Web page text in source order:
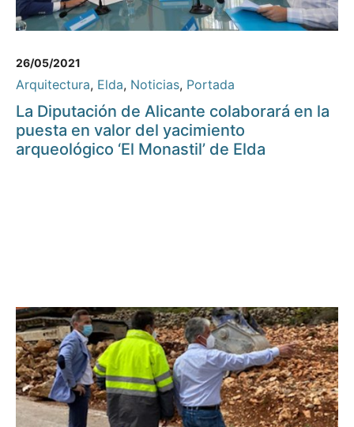
26/05/2021
Arquitectura, Elda, Noticias, Portada
La Diputación de Alicante colaborará en la
puesta en valor del yacimiento
arqueológico ‘El Monastil’ de Elda